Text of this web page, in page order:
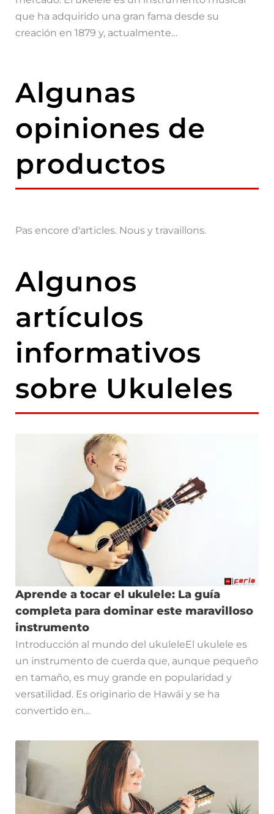
que ha adquirido una gran fama desde su
creación en 1879 y, actualmente…
Algunas
opiniones de
productos
Pas encore d'articles. Nous y travaillons.
Algunos
artículos
informativos
sobre Ukuleles
Aprende a tocar el ukulele: La guía
completa para dominar este maravilloso
instrumento
Introducción al mundo del ukuleleEl ukulele es
un instrumento de cuerda que, aunque pequeño
en tamaño, es muy grande en popularidad y
versatilidad. Es originario de Hawái y se ha
convertido en…